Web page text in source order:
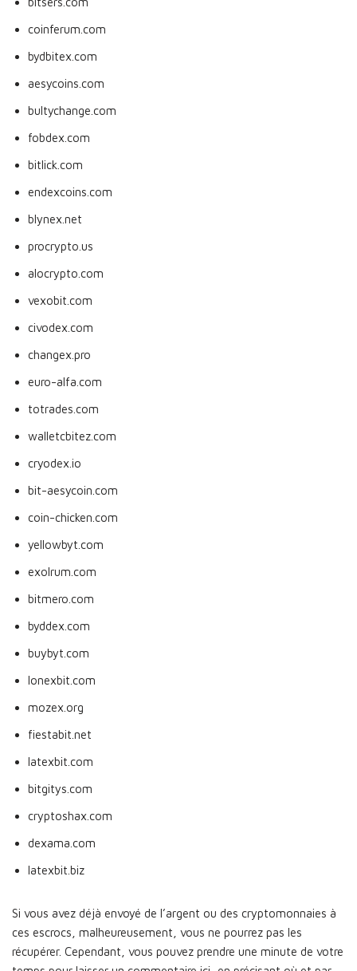
coinferum.com
bydbitex.com
aesycoins.com
bultychange.com
fobdex.com
bitlick.com
endexcoins.com
blynex.net
procrypto.us
alocrypto.com
vexobit.com
civodex.com
changex.pro
euro-alfa.com
totrades.com
walletcbitez.com
cryodex.io
bit-aesycoin.com
coin-chicken.com
yellowbyt.com
exolrum.com
bitmero.com
byddex.com
buybyt.com
lonexbit.com
mozex.org
fiestabit.net
latexbit.com
bitgitys.com
cryptoshax.com
dexama.com
latexbit.biz
Si vous avez déjà envoyé de l’argent ou des cryptomonnaies à
ces escrocs, malheureusement, vous ne pourrez pas les
récupérer. Cependant, vous pouvez prendre une minute de votre